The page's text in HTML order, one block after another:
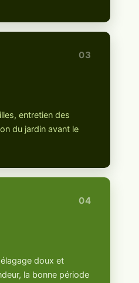
03
entretien des
du jardin avant le
04
doux et
la bonne période